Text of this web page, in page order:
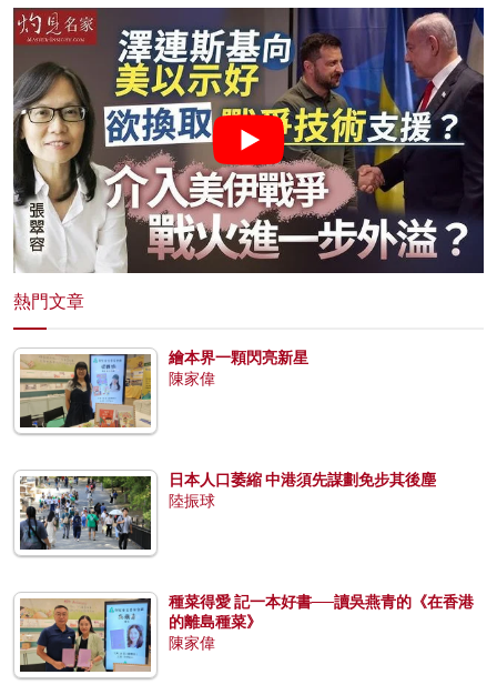
熱門文章
繪本界一顆閃亮新星
陳家偉
日本人口萎縮 中港須先謀劃免步其後塵
陸振球
種菜得愛 記一本好書──讀吳燕青的《在香港
的離島種菜》
陳家偉